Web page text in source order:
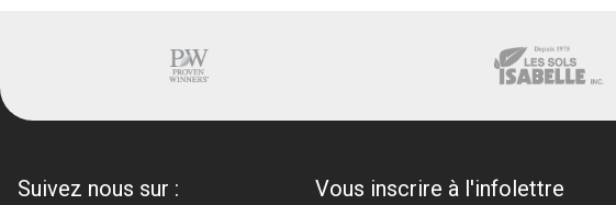
Suivez nous sur : Vous inscrire à l'infolettre